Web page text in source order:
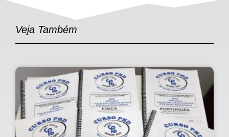
[xyz-ips snippet="galeria"]
Veja Também